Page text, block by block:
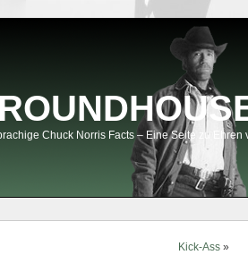
Chuck Norris Facts – Eine Seite zu
Kick-Ass»